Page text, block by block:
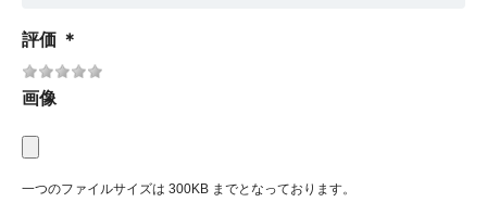
評価 ＊
画像
一つのファイルサイズは 300KB までとなっております。